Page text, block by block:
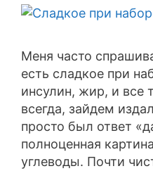
Меня часто
есть сладкое при
инсулин, жир, и все
всегда, зайдем
просто был ответ
полноценная
углеводы. Почти